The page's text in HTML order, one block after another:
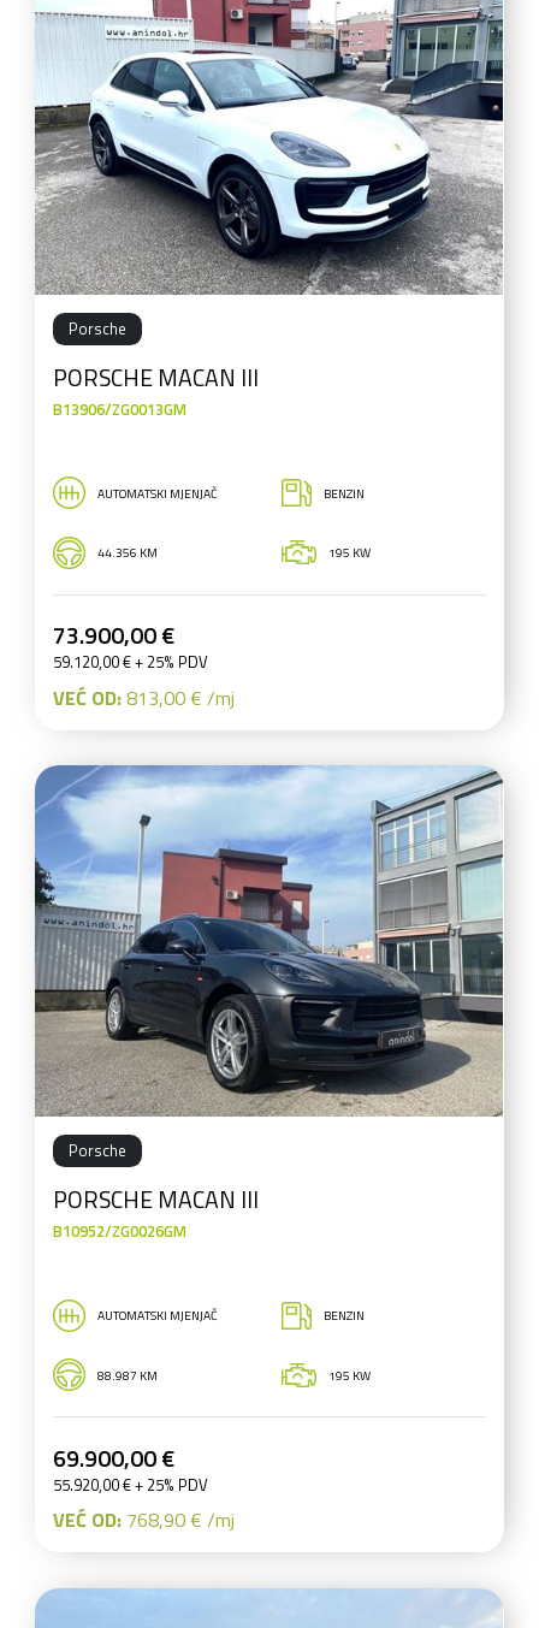
Porsche
PORSCHE MACAN III
B13906/ZG0013GM
AUTOMATSKI MJENJAČ BENZIN
44.356 KM 195 KW
73.900,00 €
59.120,00 € + 25% PDV
VEĆ OD:813,00 € /mj
Porsche
PORSCHE MACAN III
B10952/ZG0026GM
AUTOMATSKI MJENJAČ BENZIN
88.987 KM 195 KW
69.900,00 €
55.920,00 € + 25% PDV
VEĆ OD: 768,90 € /mj